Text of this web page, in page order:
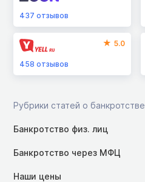
437 отзывов
5.0
458 отзывов
Рубрики статей о банкротстве
Банкротство физ. лиц
Банкротство через МФЦ
Наши цены